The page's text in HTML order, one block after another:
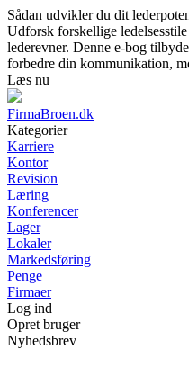
Sådan udvikler du dit
Udforsk forskellige
lederevner. Denne e-bog
forbedre din kommunikation,
Læs nu
FirmaBroen.dk
Kategorier
Karriere
Kontor
Revision
Læring
Konferencer
Lager
Lokaler
Markedsføring
Penge
Firmaer
Log ind
Opret bruger
Nyhedsbrev